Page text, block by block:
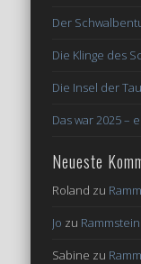
Der
Die Klinge des
Die Insel der
Das war 2025 –
Neueste
Roland zu
Jo zu
Sabine zu